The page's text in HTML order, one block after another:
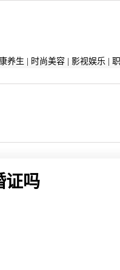
养生 时尚美容| 影视娱乐
证吗